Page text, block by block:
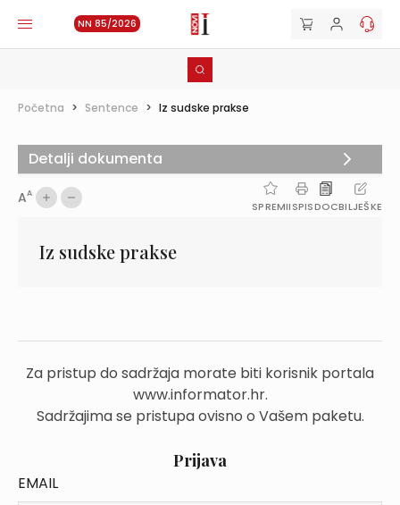
NN 85/2026
Početna > Sentence > Iz sudske prakse
AA
SPREMIISPISDOCBILJEŠKE
Iz sudske prakse
Za pristup do sadržaja morate biti korisnik portala
www.informator.hr.
Sadržajima se pristupa ovisno o Vašem paketu.
Prijava
EMAIL
Detalji dokumenta